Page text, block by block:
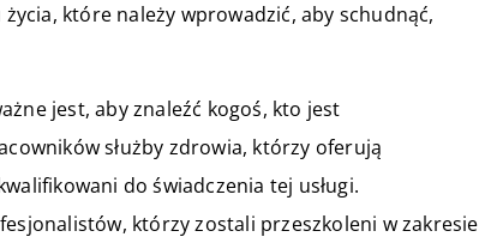
które należy wprowadzić, aby schudnąć,
jest, aby znaleźć kogoś, kto jest
służby zdrowia, którzy oferują
do świadczenia tej usługi.
którzy zostali przeszkoleni w zakresie